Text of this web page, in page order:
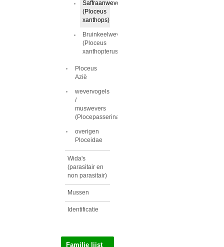
Saffraanwever
(Ploceus
xanthops)
Bruinkeelwever
(Ploceus
xanthopterus)
Ploceus
Azië
wevervogels
/
muswevers
(Plocepasserinae)
overigen
Ploceidae
Wida's
(parasitair en
non parasitair)
Mussen
Identificatie
Familie lijst